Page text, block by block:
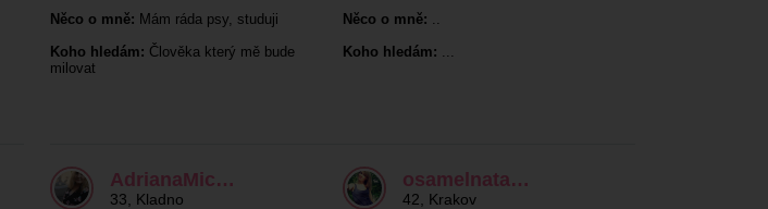
Něco o mně: Mám ráda psy, studuji
Koho hledám: Člověka který mě bude
milovat
Něco o mně: ..
Koho hledám: ...
AdrianaMic…
33 Kladno
osamelnata…
42 Krakov